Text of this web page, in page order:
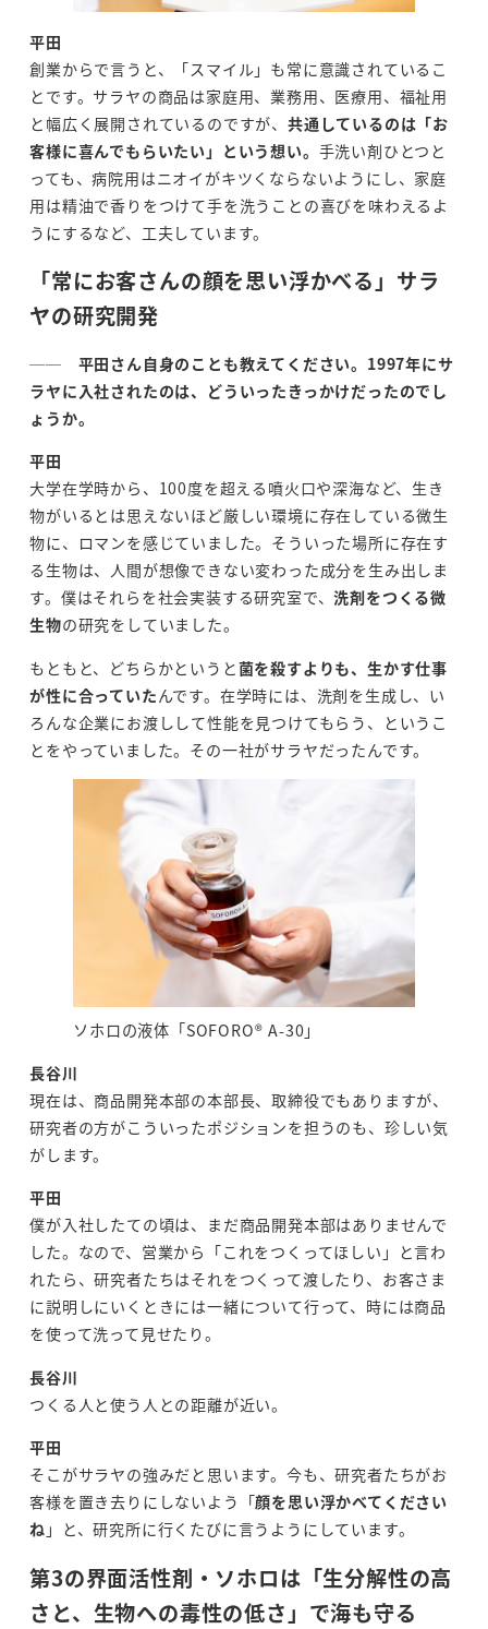
平田
創業からで言うと、「スマイル」も常に意識されているこ
とです。サラヤの商品は家庭用、業務用、医療用、福祉用
と幅広く展開されているのですが、 共通しているのは「お
客様に喜んでもらいたい」という想い。 手洗い剤ひとつと
っても、病院用はニオイがキツくならないようにし、家庭
用は精油で香りをつけて手を洗うことの喜びを味わえるよ
うにするなど、工夫しています。
「常にお客さんの顔を思い浮かべる」サラ
ヤの研究開発
── 平田さん自身のことも教えてください。 1997年にサ
ラヤに入社されたのは、どういったきっかけだったのでし
ょうか。
平田
大学在学時から、100度を超える噴火口や深海など、生き
物がいるとは思えないほど厳しい環境に存在している微生
物に、ロマンを感じていました。そういった場所に存在す
る生物は、人間が想像できない変わった成分を生み出しま
す。僕はそれらを社会実装する研究室で、洗剤をつくる微
生物の研究をしていました。
もともと、どちらかというと菌を殺すよりも、生かす仕事
が性に合っていた んです。在学時には、洗剤を生成し、い
ろんな企業にお渡しして性能を見つけてもらう、というこ
とをやっていました。その一社がサラヤだったんです。
ソホロの液体「SOFORO® A-30」
長谷川
現在は、商品開発本部の本部長、取締役でもありますが、
研究者の方がこういったポジションを担うのも、珍しい気
がします。
平田
僕が入社したての頃は、まだ商品開発本部はありませんで
した。なので、営業から「これをつくってほしい」と言わ
れたら、研究者たちはそれをつくって渡したり、お客さま
に説明しにいくときには一緒について行って、時には商品
を使って洗って見せたり。
長谷川
つくる人と使う人との距離が近い。
平田
そこがサラヤの強みだと思います。今も、研究者たちがお
客様を置き去りにしないよう「顔を思い浮かべてください
ね 」と、研究所に行くたびに言うようにしています。
第3の界面活性剤・ソホロは「生分解性の高
さと、生物への毒性の低さ」で海も守る